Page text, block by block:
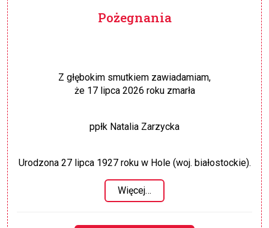
Pożegnania
Z głębokim smutkiem zawiadamiam,
że 17 lipca 2026 roku zmarła
ppłk Natalia Zarzycka
Urodzona 27 lipca 1927 roku w Hole (woj. białostockie).
Więcej…